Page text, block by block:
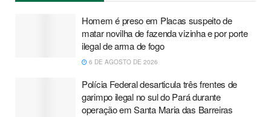
Homem é preso em Placas suspeito de
matar novilha de fazenda vizinha e por porte
ilegal de arma de fogo
6 DE AGOSTO DE 2026
Polícia Federal desarticula três frentes de
garimpo ilegal no sul do Pará durante
operação em Santa Maria das Barreiras